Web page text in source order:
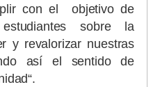
con el objetivo de
sobre la
y revalorizar nuestras
así el sentido de